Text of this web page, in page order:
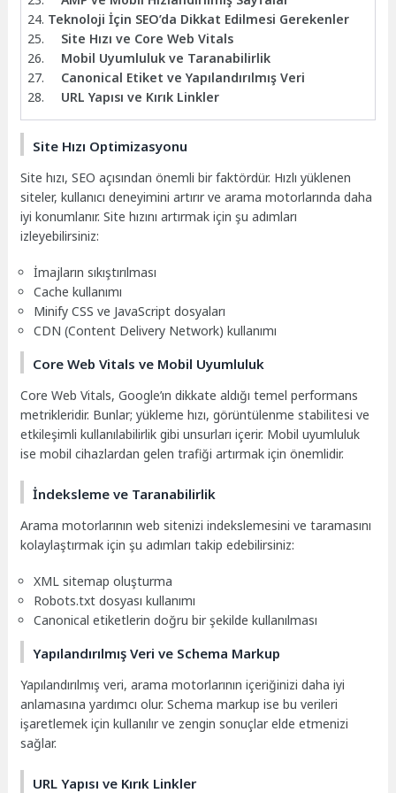
Teknoloji İçin SEO’da Dikkat Edilmesi Gerekenler
Site Hızı ve Core Web Vitals
Mobil Uyumluluk ve Taranabilirlik
Canonical Etiket ve Yapılandırılmış Veri
URL Yapısı ve Kırık Linkler
Site Hızı Optimizasyonu
Site hızı, SEO açısından önemli bir faktördür. Hızlı yüklenen
siteler, kullanıcı deneyimini artırır ve arama motorlarında daha
iyi konumlanır. Site hızını artırmak için şu adımları
izleyebilirsiniz:
İmajların sıkıştırılması
Cache kullanımı
Minify CSS ve JavaScript dosyaları
CDN (Content Delivery Network) kullanımı
Core Web Vitals ve Mobil Uyumluluk
Core Web Vitals, Google’ın dikkate aldığı temel performans
metrikleridir. Bunlar; yükleme hızı, görüntülenme stabilitesi ve
etkileşimli kullanılabilirlik gibi unsurları içerir. Mobil uyumluluk
ise mobil cihazlardan gelen trafiği artırmak için önemlidir.
İndeksleme ve Taranabilirlik
Arama motorlarının web sitenizi indekslemesini ve taramasını
kolaylaştırmak için şu adımları takip edebilirsiniz:
XML sitemap oluşturma
Robots.txt dosyası kullanımı
Canonical etiketlerin doğru bir şekilde kullanılması
Yapılandırılmış Veri ve Schema Markup
Yapılandırılmış veri, arama motorlarının içeriğinizi daha iyi
anlamasına yardımcı olur. Schema markup ise bu verileri
işaretlemek için kullanılır ve zengin sonuçlar elde etmenizi
sağlar.
URL Yapısı ve Kırık Linkler